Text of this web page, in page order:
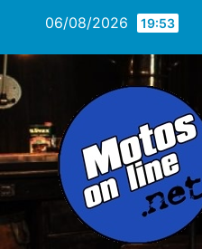
contenido
06/08/2026 19:53